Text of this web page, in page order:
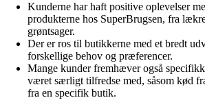
Kunderne har haft positive oplevelser
produkterne hos SuperBrugsen, fra
grøntsager.
Der er ros til butikkerne med et bredt
forskellige behov og præferencer.
Mange kunder fremhæver også
været særligt tilfredse med, såsom kød
fra en specifik butik.